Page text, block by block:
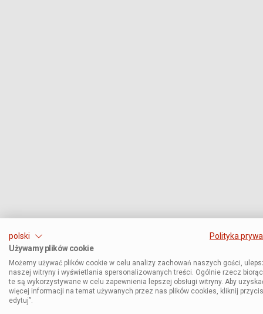
polski
Polityka
Używamy plików cookie
Możemy używać plików cookie w celu analizy zachowań naszych gości,
naszej witryny i wyświetlania spersonalizowanych treści. Ogólnie rzecz
te są wykorzystywane w celu zapewnienia lepszej obsługi witryny. Aby
więcej informacji na temat używanych przez nas plików cookies, kliknij
edytuj”.